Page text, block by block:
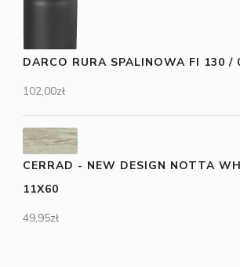
DARCO RURA SPALINOWA FI 130 /
102,00zł
CERRAD - NEW DESIGN NOTTA
11X60
49,95zł